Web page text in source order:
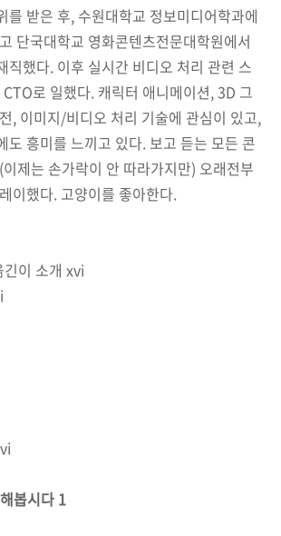
를 받은 후, 수원대학교 정보미디어학과에
단국대학교 영화콘텐츠전문대학원에서
직했다. 이후 실시간 비디오 처리 관련 스
로 일했다. 캐릭터 애니메이션, 3D 그
, 이미지/비디오 처리 기술에 관심이 있고,
도 흥미를 느끼고 있다. 보고 듣는 모든 콘
제는 손가락이 안 따라가지만) 오래전부
이했다. 고양이를 좋아한다.
이 소개 xvi
봅시다 1